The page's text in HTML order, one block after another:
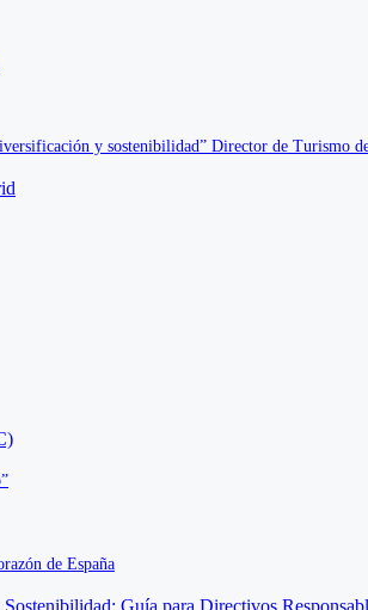
y sostenibilidad” Director de Turismo
de España